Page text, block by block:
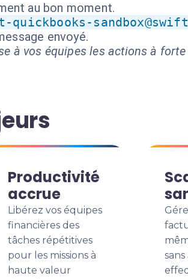
au bon moment.
quickbooks-
envoyé.
à vos équipes les actions à forte
Productivité
accrue
Libérez vos équipes
financières des
tâches répétitives
pour les missions à
haute valeur